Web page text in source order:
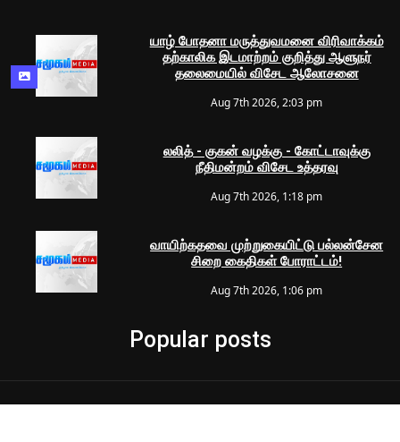
யாழ் போதனா மருத்துவமனை விரிவாக்கம்
தற்காலிக இடமாற்றம் குறித்து ஆளுநர்
தலைமையில் விசேட ஆலோசனை
Aug 7th 2026, 2:03 pm
லலித் - குகன் வழக்கு - கோட்டாவுக்கு
நீதிமன்றம் விசேட உத்தரவு
Aug 7th 2026, 1:18 pm
வாயிற்கதவை முற்றுகையிட்டு பல்லன்சேன
சிறை கைதிகள் போராட்டம்!
Aug 7th 2026, 1:06 pm
Popular posts